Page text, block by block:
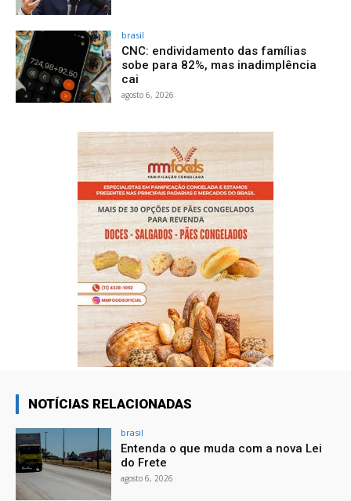
brasil
CNC: endividamento das famílias
sobe para 82%, mas inadimplência
cai
agosto 6, 2026
NOTÍCIAS RELACIONADAS
brasil
Entenda o que muda com a nova Lei
do Frete
agosto 6, 2026